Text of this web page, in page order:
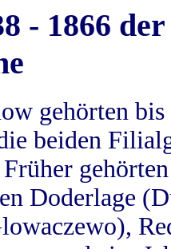
- 1866
gehörten
beiden
Doderlage